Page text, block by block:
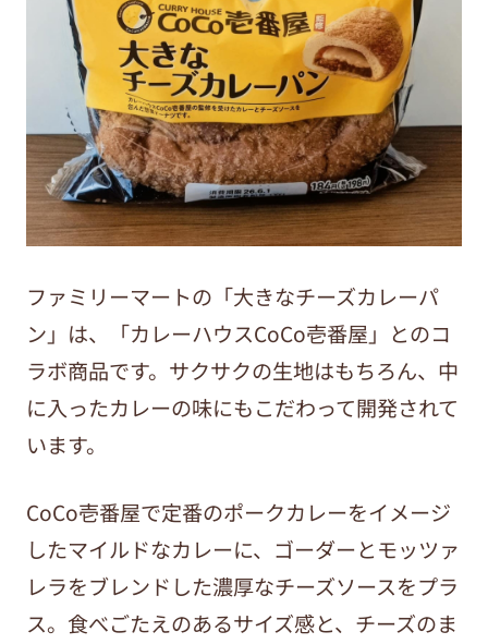
ファミリーマートの「大きなチーズカレーパ
ン」は、「カレーハウスCoCo壱番屋」とのコ
ラボ商品です。サクサクの生地はもちろん、中
に入ったカレーの味にもこだわって開発されて
います。
CoCo壱番屋で定番のポークカレーをイメージ
したマイルドなカレーに、ゴーダーとモッツァ
レラをブレンドした濃厚なチーズソースをプラ
ス。食べごたえのあるサイズ感と、チーズのま